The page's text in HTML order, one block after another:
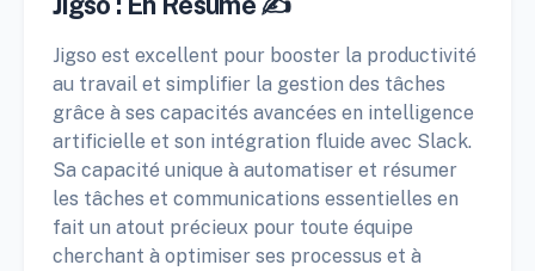
Jigso est excellent pour booster la productivité
au travail et simplifier la gestion des tâches
grâce à ses capacités avancées en intelligence
artificielle et son intégration fluide avec Slack.
Sa capacité unique à automatiser et résumer
les tâches et communications essentielles en
fait un atout précieux pour toute équipe
cherchant à optimiser ses processus et à